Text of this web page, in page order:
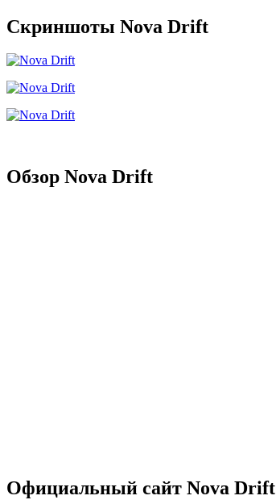
Скриншоты Nova Drift
Обзор Nova Drift
Официальный сайт Nova Drift